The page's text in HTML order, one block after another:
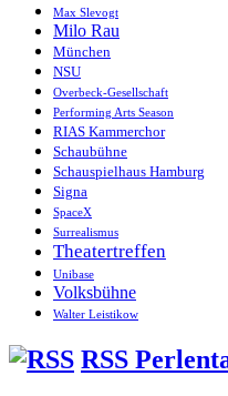
Max Slevogt
Milo Rau
München
NSU
Overbeck-Gesellschaft
Performing Arts Season
RIAS Kammerchor
Schaubühne
Schauspielhaus Hamburg
Signa
SpaceX
Surrealismus
Theatertreffen
Unibase
Volksbühne
Walter Leistikow
RSS